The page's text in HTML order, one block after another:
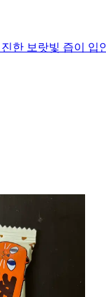
한 보랏빛 즙이